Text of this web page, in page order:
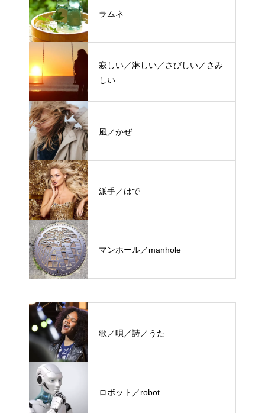
ラムネ
寂しい／淋しい／さびしい／さみ
しい
風／かぜ
派手／はで
マンホール／manhole
歌／唄／詩／うた
ロボット／robot